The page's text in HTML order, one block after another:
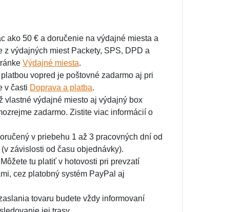
ako 50 € a doručenie na výdajné miesta a
výdajných miest Packety, SPS, DPD a
Výdajné miesta.
vopred je poštovné zadarmo aj pri
v časti Doprava a platba.
vlastné výdajné miesto aj výdajný box
zadarmo. Zistite viac informácií o
v priebehu 1 až 3 pracovných dní od
závislosti od času objednávky).
tu platiť v hotovosti pri prevzatí
cez platobný systém PayPal aj
tovaru budete vždy informovaní